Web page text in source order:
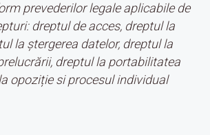
prevederilor legale aplicabile de
dreptul de acces, dreptul la
la ștergerea datelor, dreptul la
dreptul la portabilitatea
opoziție si procesul individual